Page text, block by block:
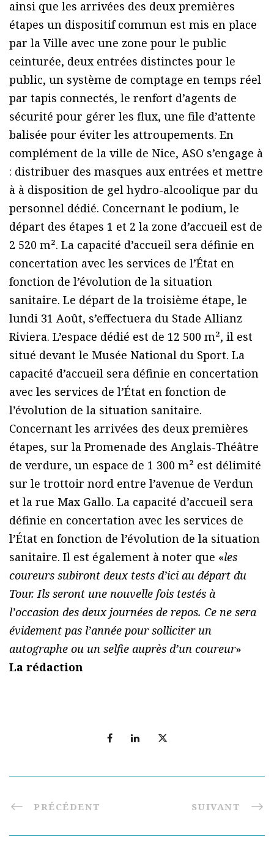
ainsi que les arrivées des deux premières
étapes un dispositif commun est mis en place
par la Ville avec une zone pour le public
ceinturée, deux entrées distinctes pour le
public, un système de comptage en temps réel
par tapis connectés, le renfort d’agents de
sécurité pour gérer les flux, une file d’attente
balisée pour éviter les attroupements. En
complément de la ville de Nice, ASO s’engage à
: distribuer des masques aux entrées et mettre
à à disposition de gel hydro-alcoolique par du
personnel dédié. Concernant le podium, le
départ des étapes 1 et 2 la zone d’accueil est de
2 520 m². La capacité d’accueil sera définie en
concertation avec les services de l’État en
fonction de l’évolution de la situation
sanitaire. Le départ de la troisième étape, le
lundi 31 Août, s’effectuera du Stade Allianz
Riviera. L’espace dédié est de 12 500 m², il est
situé devant le Musée National du Sport. La
capacité d’accueil sera définie en concertation
avec les services de l’État en fonction de
l’évolution de la situation sanitaire.
Concernant les arrivées des deux premières
étapes, sur la Promenade des Anglais-Théâtre
de verdure, un espace de 1 300 m² est délimité
sur le trottoir nord entre l’avenue de Verdun
et la rue Max Gallo. La capacité d’accueil sera
définie en concertation avec les services de
l’État en fonction de l’évolution de la situation
sanitaire. Il est également à noter que «les
coureurs subiront deux tests d’ici au départ du
Tour. Ils seront une nouvelle fois testés à
l’occasion des deux journées de repos. Ce ne sera
évidement pas l’année pour solliciter un
autographe ou un selfie auprès d’un coureur»
La rédaction
PRÉCÉDENT SUIVANT